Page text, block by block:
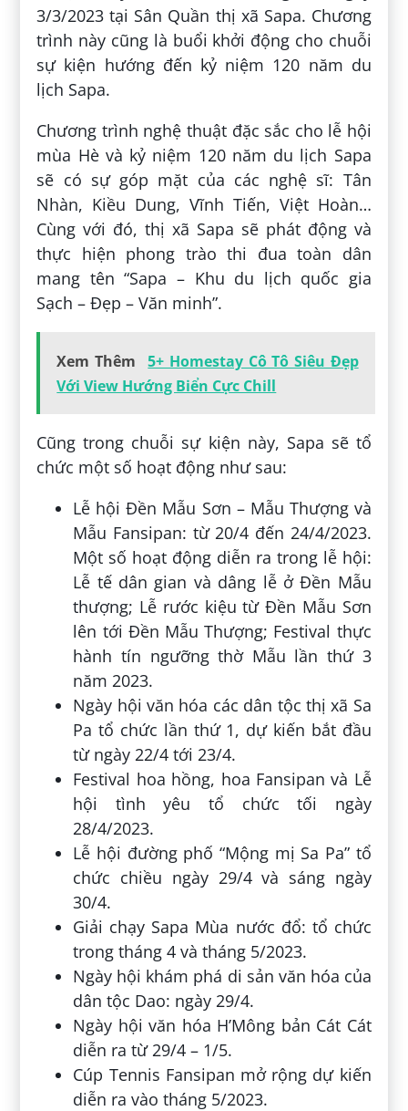
3/3/2023 tại Sân Quần thị xã Sapa. Chương
trình này cũng là buổi khởi động cho chuỗi
sự kiện hướng đến kỷ niệm 120 năm du
lịch Sapa.
Chương trình nghệ thuật đặc sắc cho lễ hội
mùa Hè và kỷ niệm 120 năm du lịch Sapa
sẽ có sự góp mặt của các nghệ sĩ: Tân
Nhàn, Kiều Dung, Vĩnh Tiến, Việt Hoàn…
Cùng với đó, thị xã Sapa sẽ phát động và
thực hiện phong trào thi đua toàn dân
mang tên “Sapa – Khu du lịch quốc gia
Sạch – Đẹp – Văn minh”.
Xem Thêm
5+ Homestay Cô Tô Siêu Đẹp
Với View Hướng Biển Cực Chill
Cũng trong chuỗi sự kiện này, Sapa sẽ tổ
chức một số hoạt động như sau:
Lễ hội Đền Mẫu Sơn – Mẫu Thượng và
Mẫu Fansipan: từ 20/4 đến 24/4/2023.
Một số hoạt động diễn ra trong lễ hội:
Lễ tế dân gian và dâng lễ ở Đền Mẫu
thượng; Lễ rước kiệu từ Đền Mẫu Sơn
lên tới Đền Mẫu Thượng; Festival thực
hành tín ngưỡng thờ Mẫu lần thứ 3
năm 2023.
Ngày hội văn hóa các dân tộc thị xã Sa
Pa tổ chức lần thứ 1, dự kiến bắt đầu
từ ngày 22/4 tới 23/4.
Festival hoa hồng, hoa Fansipan và Lễ
hội tình yêu tổ chức tối ngày
28/4/2023.
Lễ hội đường phố “Mộng mị Sa Pa” tổ
chức chiều ngày 29/4 và sáng ngày
30/4.
Giải chạy Sapa Mùa nước đổ: tổ chức
trong tháng 4 và tháng 5/2023.
Ngày hội khám phá di sản văn hóa của
dân tộc Dao: ngày 29/4.
Ngày hội văn hóa H’Mông bản Cát Cát
diễn ra từ 29/4 – 1/5.
Cúp Tennis Fansipan mở rộng dự kiến
diễn ra vào tháng 5/2023.